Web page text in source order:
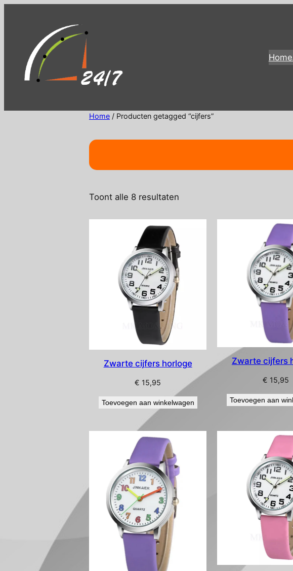
Home
Home / Producten getagged “cijfers”
Toont alle 8 resultaten
Zwarte cijfers horloge
€ 15,95
Toevoegen aan winkelwagen
Zwarte cijfers
€ 15,95
Toevoegen aan